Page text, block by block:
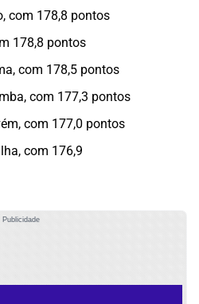
com 178,8 pontos
178,8 pontos
com 178,5 pontos
com 177,3 pontos
com 177,0 pontos
com 176,9
Publicidade